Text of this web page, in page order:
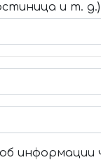
и т. д.)
информации